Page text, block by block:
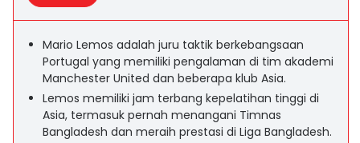
Mario Lemos adalah juru taktik berkebangsaan
Portugal yang memiliki pengalaman di tim akademi
Manchester United dan beberapa klub Asia.
Lemos memiliki jam terbang kepelatihan tinggi di
Asia, termasuk pernah menangani Timnas
Bangladesh dan meraih prestasi di Liga Bangladesh.